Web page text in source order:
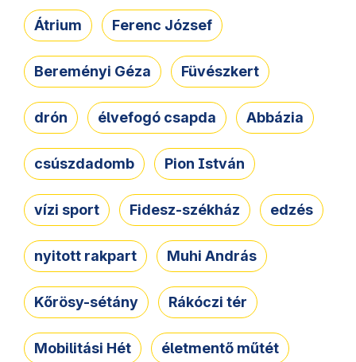
Átrium Ferenc József
Bereményi Géza Füvészkert
drón élvefogó csapda Abbázia
csúszdadomb Pion István
vízi sport Fidesz-székház edzés
nyitott rakpart Muhi András
Kőrösy-sétány Rákóczi tér
Mobilitási Hét életmentő műtét